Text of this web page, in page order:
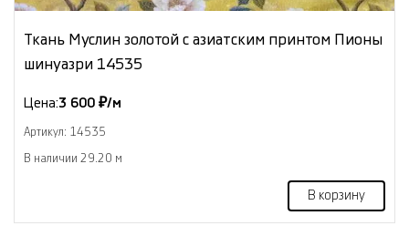
Ткань Муслин золотой с азиатским принтом Пионы
шинуазри 14535
Цена:3 600 ₽/м
Артикул: 14535
В наличии 29.20 м
В корзину